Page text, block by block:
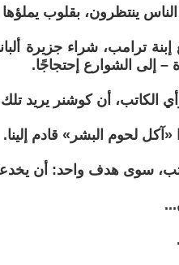
ينتظرون، بقلوب
ترامب، شراء جزيرة
– إلى الشوارع إحتجاجًا.
أن كوشنر يريد تلك
«آكل لحوم البشر» قادم إلينا.
سوى هدف واحد: أن